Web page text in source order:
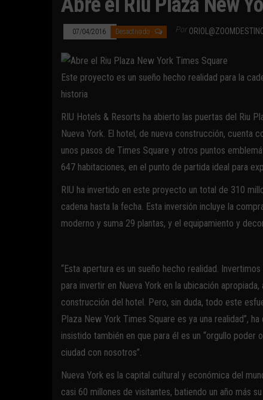
07/04/2016 Desactivado Por
Este proyecto es un sueño hecho realidad para la
historia
RIU Hotels & Resorts ha abierto las puertas del Riu
Nueva York. El hotel, de nueva construcción, cuenta
unos pasos de Times Square y otros puntos
647 habitaciones, en el punto de partida ideal para
RIU ha invertido en este proyecto un total de 310
cadena hasta la fecha. Esta inversión incluye la
moderno y suma 29 plantas, y el equipamiento y
“Esta apertura es un sueño hecho realidad.
para invertir en Nueva York en la ubicación
construcción del hotel. Pero, sin duda, todo este
Plaza New York Times Square es ya una realidad”,
insistido también en que para él es un “orgullo
ciudad con nosotros”.
Nueva York es la capital cultural y económica del
casi 60 millones de visitantes, batiendo un año más